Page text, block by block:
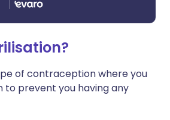
of contraception where you
to prevent you having any